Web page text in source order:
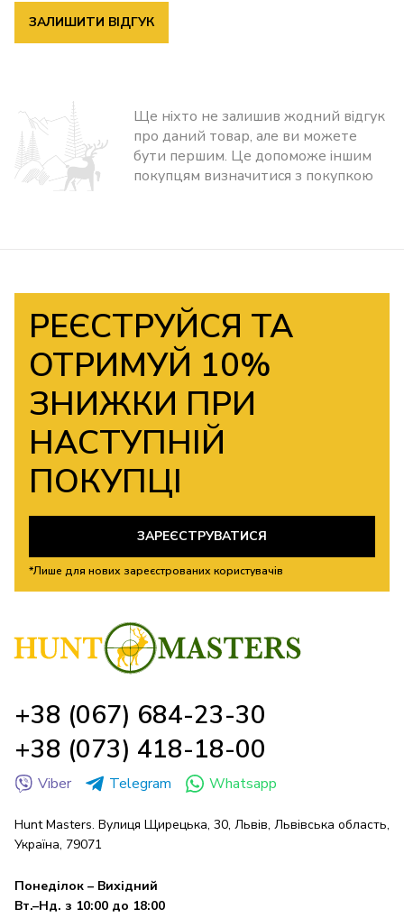
ЗАЛИШИТИ ВІДГУК
Ще ніхто не залишив жодний відгук
про даний товар, але ви можете
бути першим. Це допоможе іншим
покупцям визначитися з покупкою
РЕЄСТРУЙСЯ ТА
ОТРИМУЙ 10%
ЗНИЖКИ ПРИ
НАСТУПНІЙ
ПОКУПЦІ
ЗАРЕЄСТРУВАТИСЯ
*Лише для нових зареєстрованих користувачів
+38 (067) 684-23-30
+38 (073) 418-18-00
Viber Telegram Whatsapp
Hunt Masters. Вулиця Щирецька, 30, Львів, Львівська область,
Україна, 79071
Понеділок – Вихідний
Вт.–Нд. з 10:00 до 18:00